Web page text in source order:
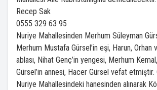
Recep Sak
0555 329 63 95
Nuriye Mahallesinden Merhum Süleyman
Merhum Mustafa Gürsel’in eşi, Harun, Orhan
ablası, Nihat Genç’in yengesi, Merhum
Gürsel’in annesi, Hacer Gürsel vefat etmiştir.
Nuriye Mahallesindeki hanesinden alınarak